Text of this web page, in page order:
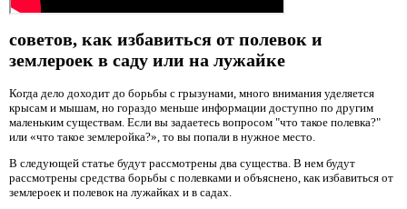
советов, как избавиться от полевок и
землероек в саду или на лужайке
Когда дело доходит до борьбы с грызунами, много внимания уделяется
крысам и мышам, но гораздо меньше информации доступно по другим
маленьким существам. Если вы задаетесь вопросом "что такое полевка?"
или «что такое землеройка?», то вы попали в нужное место.
В следующей статье будут рассмотрены два существа. В нем будут
рассмотрены средства борьбы с полевками и объяснено, как избавиться от
землероек и полевок на лужайках и в садах.